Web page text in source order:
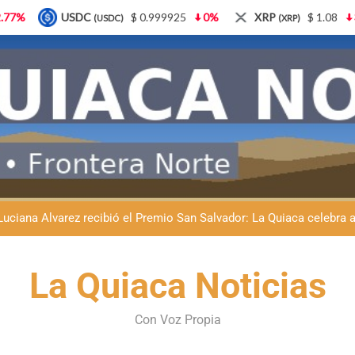
Natación inclusiva en La Quiaca: Celia Zenteno destacó el
La Quiaca defendió la soberanía nacional: el municipio rechazó
Álvarez recibió el Premio San Salvador: La Quiaca
La Quiaca defendió la soberanía nacional: el municipio
La Quiaca Noticias
Con Voz Propia
$ 0.999925 0% XRP(XRP) $ 1.08 3.87% Solana(SOL)